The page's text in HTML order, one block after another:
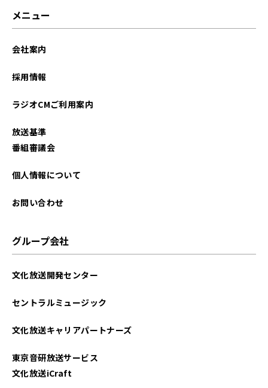
メニュー
会社案内
採用情報
ラジオCMご利用案内
放送基準
番組審議会
個人情報について
お問い合わせ
グループ会社
文化放送開発センター
セントラルミュージック
文化放送キャリアパートナーズ
東京音研放送サービス
文化放送iCraft